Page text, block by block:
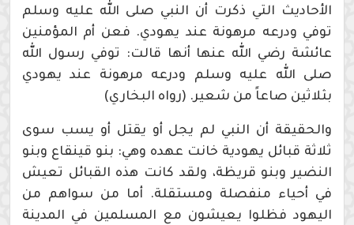
الأحاديث التي ذكرت أن النبي صلى الله عليه وسلم
توفي ودرعه مرهونة عند يهودي. فعن أم المؤمنين
عائشة رضي الله عنها أنها قالت: توفي رسول الله
صلى الله عليه وسلم ودرعه مرهونة عند يهودي
بثلاثين صاعاً من شعير. (رواه البخاري)
والحقيقة أن النبي لم يجل أو يقتل أو يسب سوى
ثلاثة قبائل يهودية خانت عهده وهي: بنو قينقاع وبنو
النضير وبنو قريظة، ولقد كانت هذه القبائل تعيش
في أحياء منفصلة ومستقلة. أما من سواهم من
اليهود فظلوا يعيشون مع المسلمين في المدينة